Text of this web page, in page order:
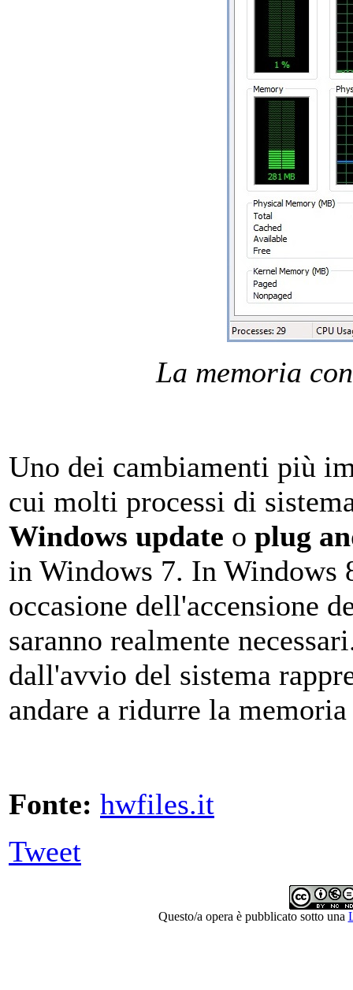
La memoria
Uno dei cambiamenti più
cui molti processi di
Windows update o plug
in Windows 7. In Windows
occasione dell'accensione
saranno realmente
dall'avvio del sistema
andare a ridurre la
Fonte: hwfiles.it
Tweet
Questo/a opera è pubblicato sotto una